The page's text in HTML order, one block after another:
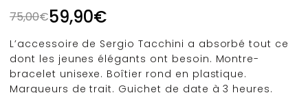
75,00€59,90€
L’accessoire de Sergio Tacchini a absorbé tout ce
dont les jeunes élégants ont besoin. Montre-
bracelet unisexe. Boîtier rond en plastique.
Marqueurs de trait. Guichet de date à 3 heures.